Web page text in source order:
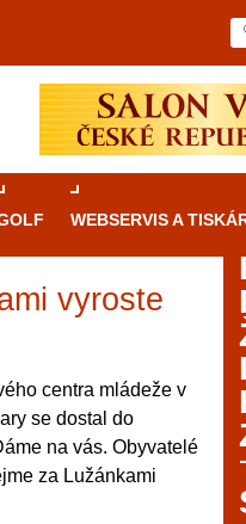
WEBSERVIS A
vyroste
centra mládeže v
se dostal do
na vás. Obyvatelé
za Lužánkami
hrami v Brně: Od
zajímavé památky, skvělé
Mimo jiné je ale také
a bezpečně vyzkoušet
kvetoucí moravské
nabídku her od klasické